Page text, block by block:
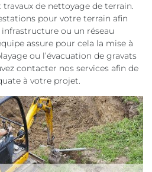
de nettoyage de terrain.
pour votre terrain afin
ou un réseau
assure pour cela la mise à
ou l’évacuation de gravats
contacter nos services afin de
à votre projet.